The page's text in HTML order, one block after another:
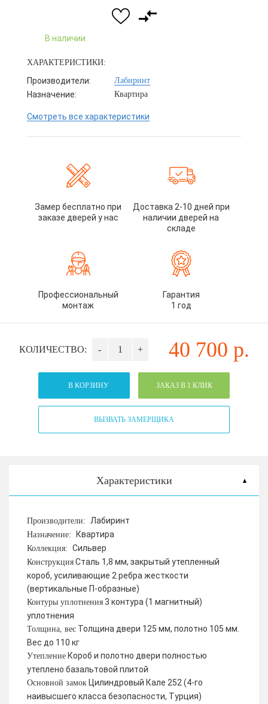
В наличии
ХАРАКТЕРИСТИКИ:
Производители: Лабиринт
Назначение: Квартира
Смотреть все характеристики
Замер бесплатно при
заказе дверей у нас
Доставка 2-10 дней при
наличии дверей на
складе
Профессиональный
монтаж
Гарантия
1 год
КОЛИЧЕСТВО: - + 40 700 р.
В КОРЗИНУ ЗАКАЗ В 1 КЛИК
ВЫЗВАТЬ ЗАМЕРЩИКА
Характеристики
Производители: Лабиринт
Назначение: Квартира
Коллекция: Сильвер
Конструкция Сталь 1,8 мм, закрытый утепленный
короб, усиливающие 2 ребра жесткости
(вертикальные П-образные)
Контуры уплотнения 3 контура (1 магнитный)
уплотнения
Толщина, вес Толщина двери 125 мм, полотно 105 мм.
Вес до 110 кг
Утепление Короб и полотно двери полностью
утеплено базальтовой плитой
Основной замок Цилиндровый Кале 252 (4-го
наивысшего класса безопасности, Турция)